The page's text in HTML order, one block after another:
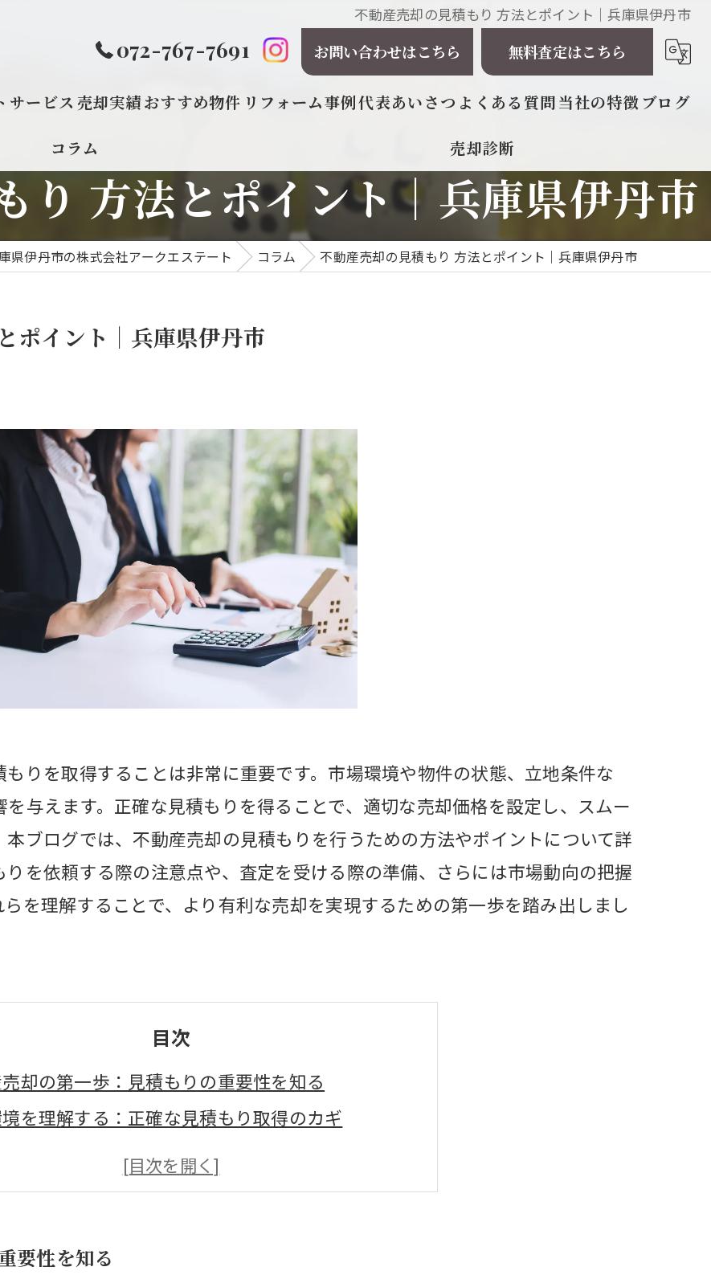
不動産売却の見積もり 方法とポイント｜兵庫県伊丹市
072-767-7691 お問い合わせはこちら 無料査定はこちら
サービス 売却実績おすすめ物件 リフォーム事例代表あいさつ よくある質問当社の特徴
戸建て
マンション
ブログ
コラム 売却診断
り 方法とポイント｜兵庫県伊丹市
県伊丹市の株式会社アークエステート コラム 不動産売却の見積もり 方法とポイント｜兵庫県伊丹市
ポイント｜兵庫県伊丹市
りを取得することは非常に重要です。市場環境や物件の状態、立地条件な
与えます。正確な見積もりを得ることで、適切な売却価格を設定し、スムー
ブログでは、不動産売却の見積もりを行うための方法やポイントについて詳
を依頼する際の注意点や、査定を受ける際の準備、さらには市場動向の把握
を理解することで、より有利な売却を実現するための第一歩を踏み出しまし
目次
却の第一歩：見積もりの重要性を知る
を理解する：正確な見積もり取得のカギ
状態が与える影響：査定を受ける前に考慮すること
依頼時の注意点：成功する売却への道筋
価値を最大化する見積もりの手法
要性を知る